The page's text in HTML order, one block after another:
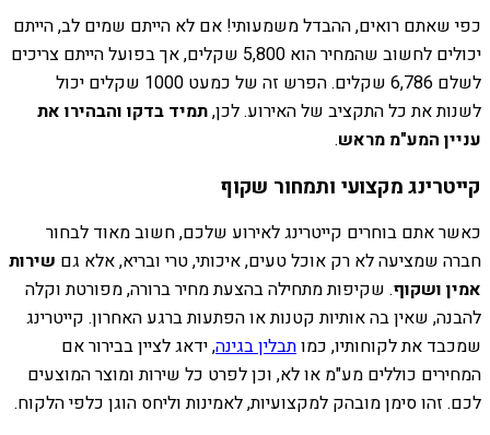
כפי שאתם רואים, ההבדל משמעותי! אם לא הייתם שמים לב, הייתם
יכולים לחשוב שהמחיר הוא 5,800 שקלים, אך בפועל הייתם צריכים
לשלם 6,786 שקלים. הפרש זה של כמעט 1000 שקלים יכול
לשנות את כל התקציב של האירוע. לכן,תמיד בדקו והבהירו את
עניין המע"מ מראש.
קייטרינג מקצועי ותמחור שקוף
כאשר אתם בוחרים קייטרינג לאירוע שלכם, חשוב מאוד לבחור
חברה שמציעה לא רק אוכל טעים, איכותי, טרי ובריא, אלא גם שירות
אמין ושקוף. שקיפות מתחילה בהצעת מחיר ברורה, מפורטת וקלה
להבנה, שאין בה אותיות קטנות או הפתעות ברגע האחרון. קייטרינג
שמכבד את לקוחותיו, כמותבלין בגינה, ידאג לציין בבירור אם
המחירים כוללים מע"מ או לא, וכן לפרט כל שירות ומוצר המוצעים
לכם. זהו סימן מובהק למקצועיות, לאמינות וליחס הוגן כלפי הלקוח.